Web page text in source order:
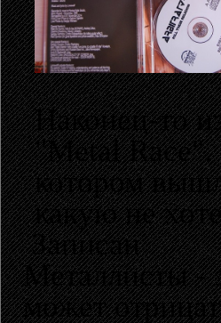
Наконец-то
"Metal Race".
котором
какую не
Записан
Металлисты -
может